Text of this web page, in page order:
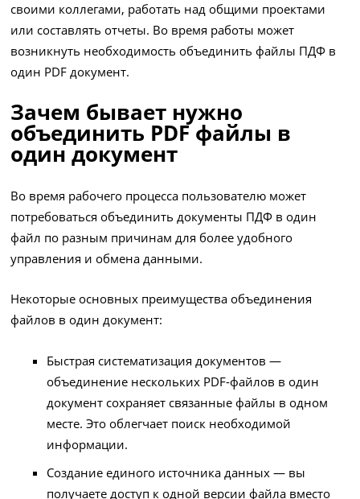
своими коллегами, работать над общими проектами
или составлять отчеты. Во время работы может
возникнуть необходимость объединить файлы ПДФ в
один PDF документ.
Зачем бывает нужно
объединить PDF файлы в
один документ
Во время рабочего процесса пользователю может
потребоваться объединить документы ПДФ в один
файл по разным причинам для более удобного
управления и обмена данными.
Некоторые основных преимущества объединения
файлов в один документ:
Быстрая систематизация документов —
объединение нескольких PDF-файлов в один
документ сохраняет связанные файлы в одном
месте. Это облегчает поиск необходимой
информации.
Создание единого источника данных — вы
получаете доступ к одной версии файла вместо